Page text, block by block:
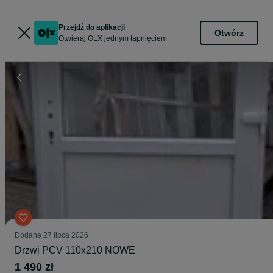
Przejdź do aplikacji
Otwieraj OLX jednym tapnięciem
Otwórz
Dodane 27 lipca 2026
Drzwi PCV 110x210 NOWE
1 490 zł